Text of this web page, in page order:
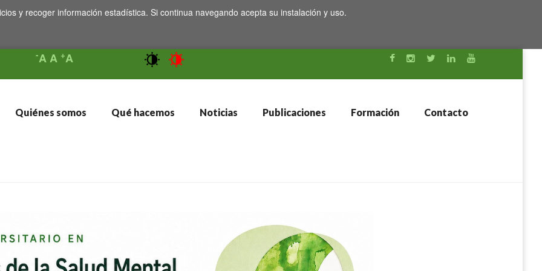
y recoger información estadística. Si continua navegando acepta su instalación y uso.
-AA +A
Quiénes somos Qué hacemos Noticias Publicaciones Formación Contacto